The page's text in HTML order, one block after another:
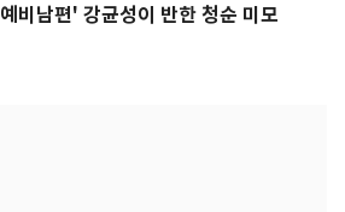
예비남편' 강균성이 반한 청순 미모